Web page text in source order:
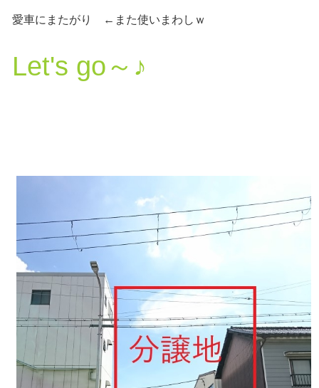
愛車にまたがり ←また使いまわしｗ
Let's go～♪